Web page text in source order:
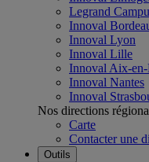
Legrand
Innoval
Innoval Lyon
Innoval Lille
Innoval Aix-en-
Innoval Nantes
Innoval
Nos directions
Carte
Contacter une
Outils